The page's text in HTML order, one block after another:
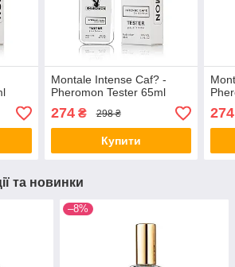
Montale Intense Caf? -
Pheromon Tester 65ml
274₴ 298 ₴
Купити
274
та новинки
–8%